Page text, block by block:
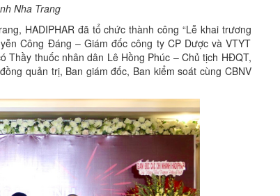
Nha Trang
HADIPHAR đã tổ chức thành công “Lễ khai trương
Công Đáng – Giám đốc công ty CP Dược và VTYT
Thầy thuốc nhân dân Lê Hồng Phúc – Chủ tịch HĐQT,
quản trị, Ban giám đốc, Ban kiểm soát cùng CBNV